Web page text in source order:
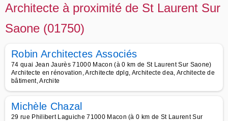
Architecte à proximité de St Laurent Sur
Saone (01750)
Robin Architectes Associés
74 quai Jean Jaurès 71000 Macon (à 0 km de St Laurent Sur Saone)
Architecte en rénovation, Architecte dplg, Architecte dea, Architecte de
bâtiment, Archite
Michèle Chazal
29 rue Philibert Laguiche 71000 Macon (à 0 km de St Laurent Sur